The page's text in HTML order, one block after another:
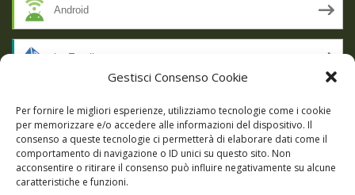
Gestisci Consenso Cookie
Per fornire le migliori esperienze, utilizziamo tecnologie come i cookie
per memorizzare e/o accedere alle informazioni del dispositivo. Il
consenso a queste tecnologie ci permetterà di elaborare dati come il
comportamento di navigazione o ID unici su questo sito. Non
acconsentire o ritirare il consenso può influire negativamente su alcune
caratteristiche e funzioni.
Android
by Email
RSS
SSL SECURE